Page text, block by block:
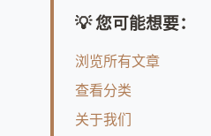
💡 您可能想要：
浏览所有文章
查看分类
关于我们